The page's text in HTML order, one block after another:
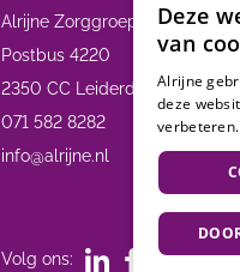
Alrijne Zorggroep
Postbus 4220
2350 CC Leiderdorp
071 582 8282
info@alrijne.nl
Volg ons:
Deze
van
Alrijne
deze
verbeteren.